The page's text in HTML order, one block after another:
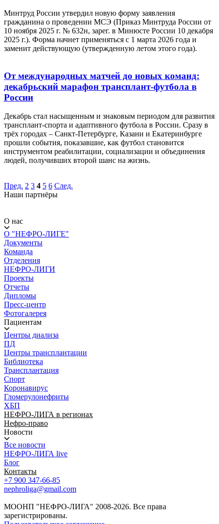
Минтруд России утвердил новую форму заявления
гражданина о проведении МСЭ (Приказ Минтруда России от
10 ноября 2025 г. № 632н, зарег. в Минюсте России 10 декабря
2025 г.). Форма начнет применяться с 1 марта 2026 года и
заменит действующую (утвержденную летом этого года).
От международных матчей до новых команд:
декабрьский марафон трансплант-футбола в
России
Декабрь стал насыщенным и знаковым периодом для развития
трансплант-спорта и адаптивного футбола в России. Сразу в
трёх городах – Санкт-Петербурге, Казани и Екатеринбурге
прошли события, показавшие, как футбол становится
инструментом реабилитации, социализации и объединения
людей, получивших второй шанс на жизнь.
Пред. 2 3 4 5 6 След.
Наши партнёры
О нас
О "НЕФРО-ЛИГЕ"
Документы
Команда
Отделения
НЕФРО-ЛИГИ
Проекты
Отчеты
Дипломы
Пресс-центр
Фотогалерея
Пациентам
Центры диализа
ПД
Центры трансплантации
Библиотека
Трансплантация
Спорт
Коронавирус
Гломерулонефриты
ХБП
НЕФРО-ЛИГА в регионах
Нефро-право
Новости
Все новости
НЕФРО-ЛИГА live
Блог
Контакты
+7 900 347-66-85
nephroliga@gmail.com
МООНП "НЕФРО-ЛИГА" 2008-2026. Все права
зарегистрированы.